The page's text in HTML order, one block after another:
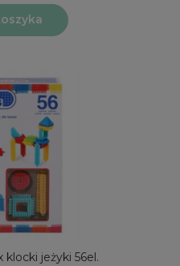
klocki jeżyki 56el.